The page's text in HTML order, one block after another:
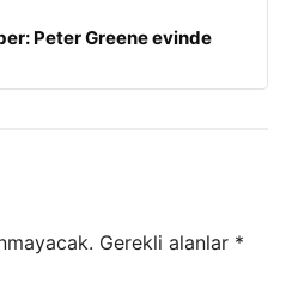
Peter Greene evinde
Gerekli alanlar *